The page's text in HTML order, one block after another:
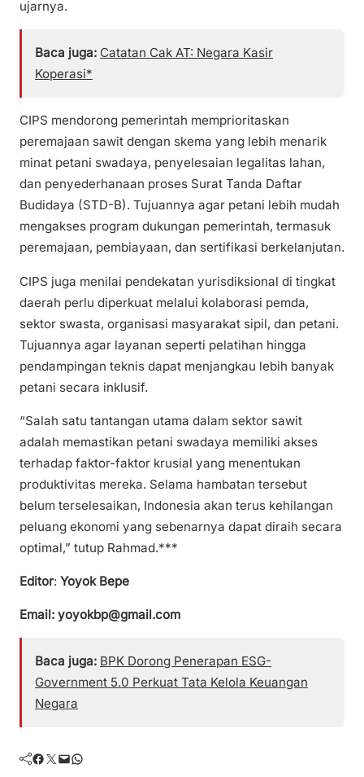
ujarnya.
Baca juga: Catatan Cak AT: Negara Kasir
Koperasi*
CIPS mendorong pemerintah memprioritaskan
peremajaan sawit dengan skema yang lebih menarik
minat petani swadaya, penyelesaian legalitas lahan,
dan penyederhanaan proses Surat Tanda Daftar
Budidaya (STD-B). Tujuannya agar petani lebih mudah
mengakses program dukungan pemerintah, termasuk
peremajaan, pembiayaan, dan sertifikasi berkelanjutan.
CIPS juga menilai pendekatan yurisdiksional di tingkat
daerah perlu diperkuat melalui kolaborasi pemda,
sektor swasta, organisasi masyarakat sipil, dan petani.
Tujuannya agar layanan seperti pelatihan hingga
pendampingan teknis dapat menjangkau lebih banyak
petani secara inklusif.
“Salah satu tantangan utama dalam sektor sawit
adalah memastikan petani swadaya memiliki akses
terhadap faktor-faktor krusial yang menentukan
produktivitas mereka. Selama hambatan tersebut
belum terselesaikan, Indonesia akan terus kehilangan
peluang ekonomi yang sebenarnya dapat diraih secara
optimal,” tutup Rahmad.***
Editor: Yoyok Bepe
Email: yoyokbp@gmail.com
Baca juga: BPK Dorong Penerapan ESG-
Government 5.0 Perkuat Tata Kelola Keuangan
Negara
Facebook Twitter Mail WhatsApp